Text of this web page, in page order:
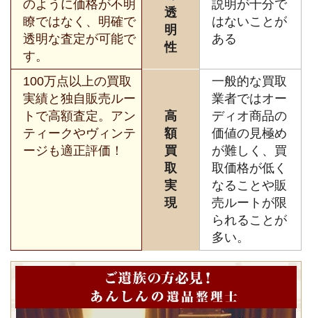
のように価格が不明
瞭ではなく、明確で
透明な査定が可能で
す。
透
明
性
説明が十分で
はないことが
ある
100万点以上の買取
実績と独自販売ルー
トで高額査定。アン
ティークやヴィンテ
ージも適正評価！
高
額
買
取
実
現
一般的な買取
業者ではオー
ディオ商品の
価値の見極め
が難しく、買
取価格が低く
なることや販
売ルートが限
られることが
多い。